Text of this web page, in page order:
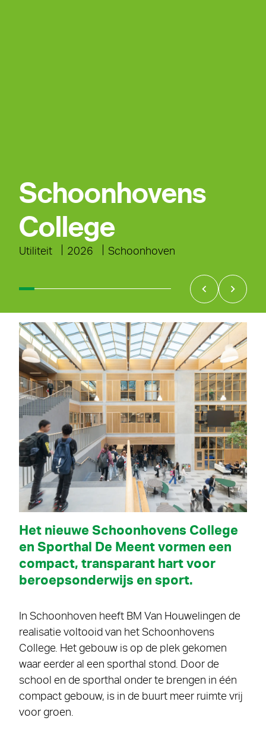
Schoonhovens
College
Utiliteit 2026 Schoonhoven
Het nieuwe Schoonhovens College
en Sporthal De Meent vormen een
compact, transparant hart voor
beroepsonderwijs en sport.
In Schoonhoven heeft BM Van Houwelingen de
realisatie voltooid van het Schoonhovens
College. Het gebouw is op de plek gekomen
waar eerder al een sporthal stond. Door de
school en de sporthal onder te brengen in één
compact gebouw, is in de buurt meer ruimte vrij
voor groen.